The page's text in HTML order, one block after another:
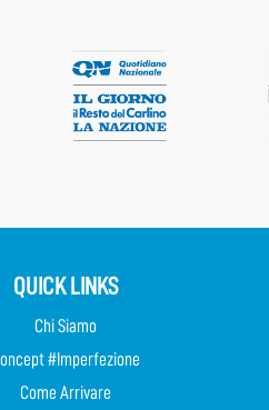
QUICK LINKS
Chi Siamo
#Imperfezione
Come Arrivare